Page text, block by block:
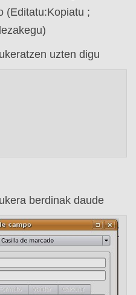
(Editatu:Kopiatu ;
uzten digu
berdinak daude